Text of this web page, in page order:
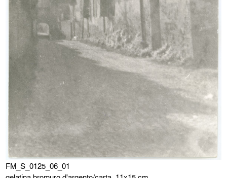
FM_S_0125_06_01